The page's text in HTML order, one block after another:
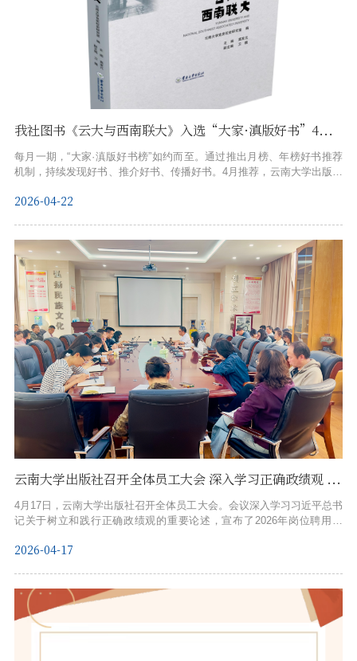
我社图书《云大与西南联大》入选“大家·滇版好书”4月推荐书单
每月一期，“大家·滇版好书榜”如约而至。通过推出月榜、年榜好书推荐
机制，持续发现好书、推介好书、传播好书。4月推荐，云南大学出版社
2026-04-22
云南大学出版社召开全体员工大会 深入学习正确政绩观 安排布置近期重点工作
4月17日，云南大学出版社召开全体员工大会。会议深入学习习近平总书
记关于树立和践行正确政绩观的重要论述，宣布了2026年岗位聘用结
绩观是党员干部干事创业的根本遵循，也是推动出版工作行稳致远的重
用人机制。包崇许对全体...
2026-04-17